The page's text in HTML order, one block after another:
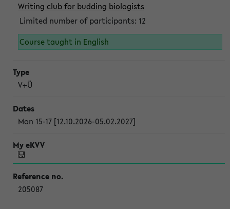
Writing club for budding biologists
Limited number of participants: 12
Course taught in English
V+Ü
Mon 15-17 [12.10.2026-05.02.2027]
205087